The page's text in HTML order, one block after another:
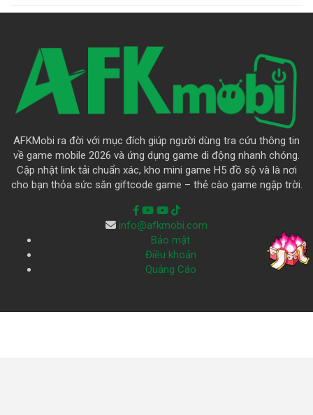
AFKMobi ra đời với mục đích giúp người dùng tra cứu thông tin
về game mobile 2026 và ứng dụng game di động nhanh chóng.
Cập nhật link tải chuẩn xác, kho mini game H5 đồ sộ và là nơi
cho bạn thỏa sức săn giftcode game – thẻ cào game ngập trời.
info@afkmobi.com
Bảo mật
Điều khoản
Quảng Cáo